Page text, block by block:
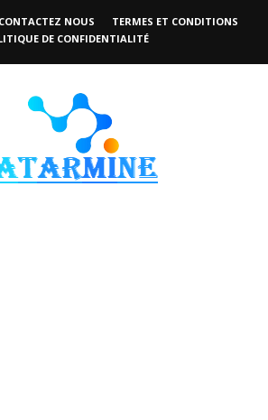
CONTACTEZ NOUS
TERMES ET CONDITIONS
DE CONFIDENTIALITÉ